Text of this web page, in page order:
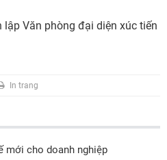
lập Văn phòng đại diện xúc tiến
In trang
mới cho doanh nghiệp